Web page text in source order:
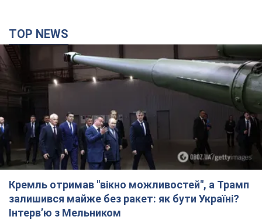
TOP NEWS
Кремль отримав "вікно можливостей", а Трамп
залишився майже без ракет: як бути Україні?
Інтерв’ю з Мельником